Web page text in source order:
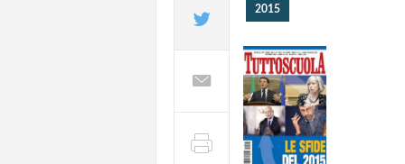
2015